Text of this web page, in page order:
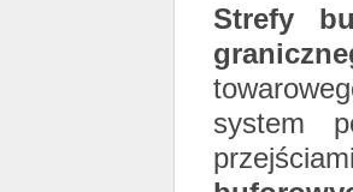
Strefy
system